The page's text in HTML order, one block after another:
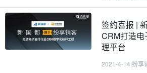
签约喜报 |
CRM打造
理平台
2021-4-14|纷享